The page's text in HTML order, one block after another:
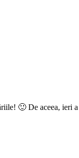
🙂 De aceea, ieri